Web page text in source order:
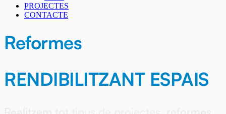
PROJECTES
CONTACTE
Reformes
RENDIBILITZANT ESPAIS